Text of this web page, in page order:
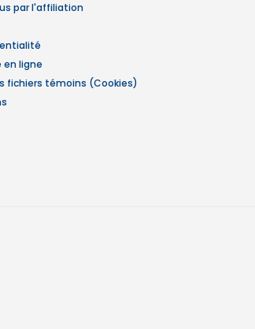
par l'affiliation
en ligne
fichiers témoins (Cookies)